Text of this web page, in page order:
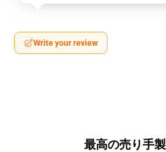
Write your review
最高の売り手